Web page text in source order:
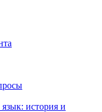
история и